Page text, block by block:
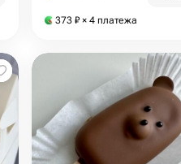
373 ₽ × 4 платежа